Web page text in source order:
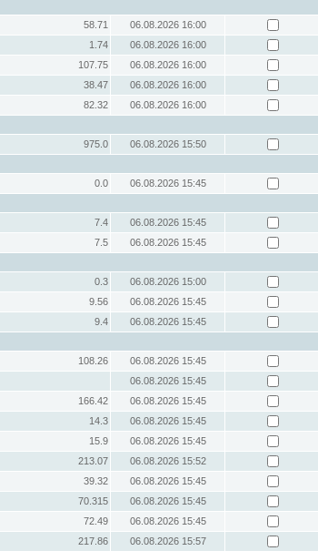
58.71
06.08.2026 16:00
1.74
06.08.2026 16:00
107.75
06.08.2026 16:00
38.47
06.08.2026 16:00
82.32
06.08.2026 16:00
975.0
06.08.2026 15:50
0.0
06.08.2026 15:45
7.4
06.08.2026 15:45
7.5
06.08.2026 15:45
0.3
06.08.2026 15:00
9.56
06.08.2026 15:45
9.4
06.08.2026 15:45
108.26
06.08.2026 15:45
06.08.2026 15:45
166.42
06.08.2026 15:45
14.3
06.08.2026 15:45
15.9
06.08.2026 15:45
213.07
06.08.2026 15:52
39.32
06.08.2026 15:45
70.315
06.08.2026 15:45
72.49
06.08.2026 15:45
217.86
06.08.2026 15:57